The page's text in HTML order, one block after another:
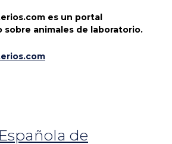
es un portal
sobre animales de laboratorio.
de